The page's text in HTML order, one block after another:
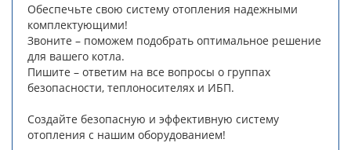
Обеспечьте свою систему отопления надежными
комплектующими!
Звоните – поможем подобрать оптимальное решение
для вашего котла.
Пишите – ответим на все вопросы о группах
безопасности, теплоносителях и ИБП.
Создайте безопасную и эффективную систему
отопления с нашим оборудованием!